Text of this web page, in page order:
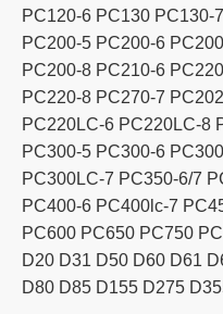
PC120-6 PC130 PC130-
PC200-5 PC200-6
PC200-8 PC210-6
PC220-8 PC270-7
PC220LC-6 PC220LC-8
PC300-5 PC300-6
PC300LC-7 PC350-6/7
PC400-6 PC400lc-7
PC600 PC650 PC750
D20 D31 D50 D60 D61
D80 D85 D155 D275